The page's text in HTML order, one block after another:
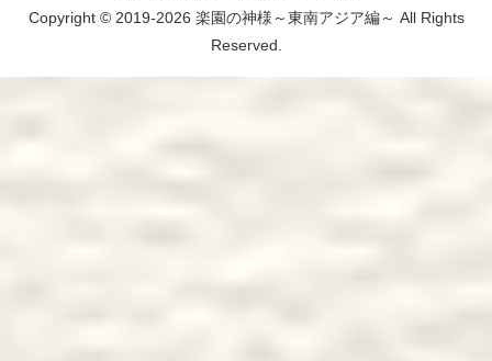
Copyright © 2019-2026 楽園の神様～東南アジア編～ All Rights
Reserved.